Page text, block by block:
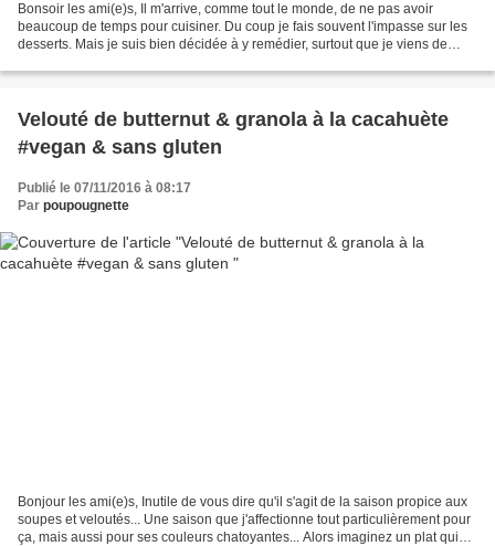
Bonsoir les ami(e)s, Il m'arrive, comme tout le monde, de ne pas avoir
beaucoup de temps pour cuisiner. Du coup je fais souvent l'impasse sur les
desserts. Mais je suis bien décidée à y remédier, surtout que je viens de
Velouté de butternut & granola à la cacahuète
#vegan & sans gluten
Publié le 07/11/2016 à 08:17
Par poupougnette
Bonjour les ami(e)s, Inutile de vous dire qu'il s'agit de la saison propice aux
soupes et veloutés... Une saison que j'affectionne tout particulièrement pour
ça, mais aussi pour ses couleurs chatoyantes... Alors imaginez un plat qui